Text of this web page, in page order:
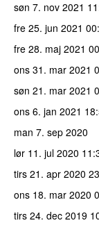
søn 7. nov 2021
fre 25. jun 2021
fre 28. maj 2021
ons 31. mar 2021
søn 21. mar 2021
ons 6. jan 2021
man 7. sep 2020
lør 11. jul 2020
tirs 21. apr 2020
ons 18. mar 2020
tirs 24. dec 2019